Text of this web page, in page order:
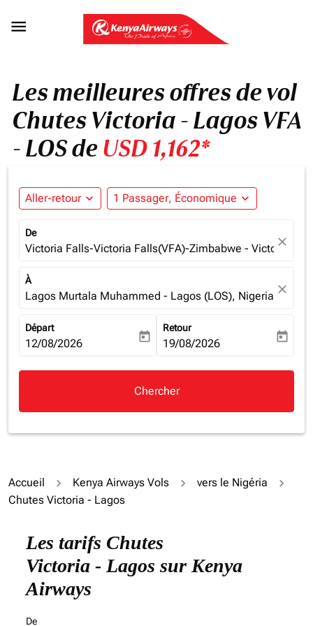

Les meilleures offres de vol
Chutes Victoria - Lagos VFA
- LOS deUSD 1,162*
Aller-retour expand_more 1 Passager, Économique expand_more
De
Victoria Falls-Victoria Falls(VFA)-Zimbabwe - Victoria
close
À
Lagos Murtala Muhammed - Lagos (LOS), Nigeria close
Départ
fc-booking-departure-date-aria-label
12/08/2026 today
Retour
fc-booking-return-date-aria-
19/08/2026 today
Chercher
Accueil Kenya Airways Vols
vers le Nigéria
Chutes Victoria - Lagos
Les tarifs Chutes
Victoria - Lagos sur Kenya
Airways
De